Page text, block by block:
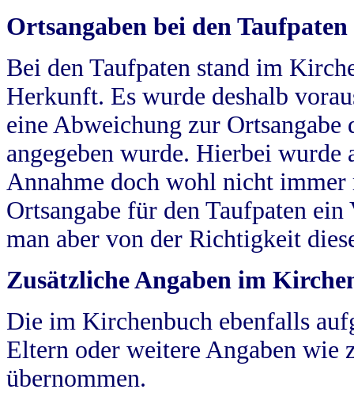
Ortsangaben bei den Taufpaten
Bei den Taufpaten stand im
Herkunft. Es wurde deshalb
eine Abweichung zur
angegeben wurde. Hierbei wurde
Annahme doch wohl nicht
Ortsangabe für den Taufpaten
man aber von der Richtigkeit
Zusätzliche Angaben im
Die im Kirchenbuch ebenfalls
Eltern oder weitere Angaben wie
übernommen.